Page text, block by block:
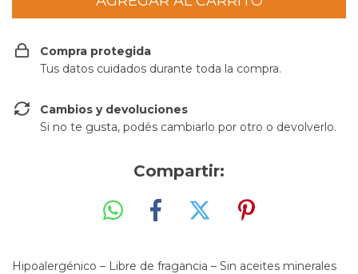
Compra protegida
Tus datos cuidados durante toda la compra.
Cambios y devoluciones
Si no te gusta, podés cambiarlo por otro o devolverlo.
Compartir:
Hipoalergénico – Libre de fragancia – Sin aceites minerales